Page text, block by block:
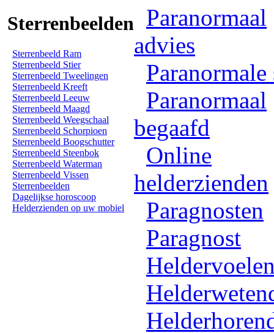
Sterrenbeelden
Sterrenbeeld Ram
Sterrenbeeld Stier
Sterrenbeeld Tweelingen
Sterrenbeeld Kreeft
Sterrenbeeld Leeuw
Sterrenbeeld Maagd
Sterrenbeeld Weegschaal
Sterrenbeeld Schorpioen
Sterrenbeeld Boogschutter
Sterrenbeeld Steenbok
Sterrenbeeld Waterman
Sterrenbeeld Vissen
Sterrenbeelden
Dagelijkse horoscoop
Helderzienden op uw mobiel
Paranormaal
advies
Paranormale
Paranormaal
begaafd
Online
helderzienden
Paragnosten
Paragnost